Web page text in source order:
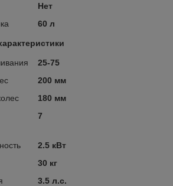
Нет
60 л
25-75
200 мм
180 мм
7
2.5 кВт
30 кг
3.5 л.с.